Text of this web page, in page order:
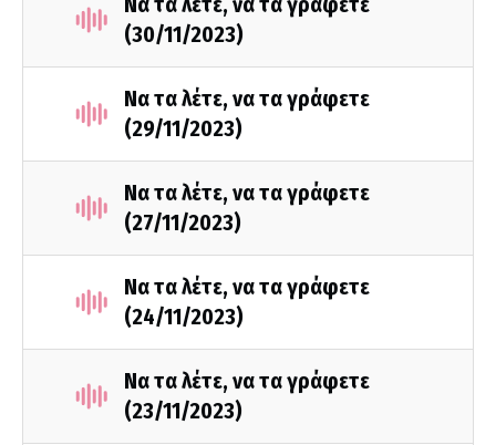
(30/11/2023)
Να τα λέτε, να τα γράφετε
(29/11/2023)
Να τα λέτε, να τα γράφετε
(27/11/2023)
Να τα λέτε, να τα γράφετε
(24/11/2023)
Να τα λέτε, να τα γράφετε
(23/11/2023)